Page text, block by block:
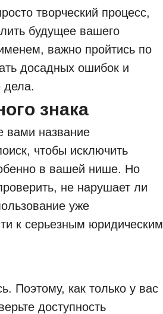
творческий процесс,
будущее вашего
важно пройтись по
досадных ошибок и
дела.
знака
вами название
чтобы исключить
в вашей нише. Но
не нарушает ли
уже
к серьезным юридическим
Поэтому, как только у вас
доступность